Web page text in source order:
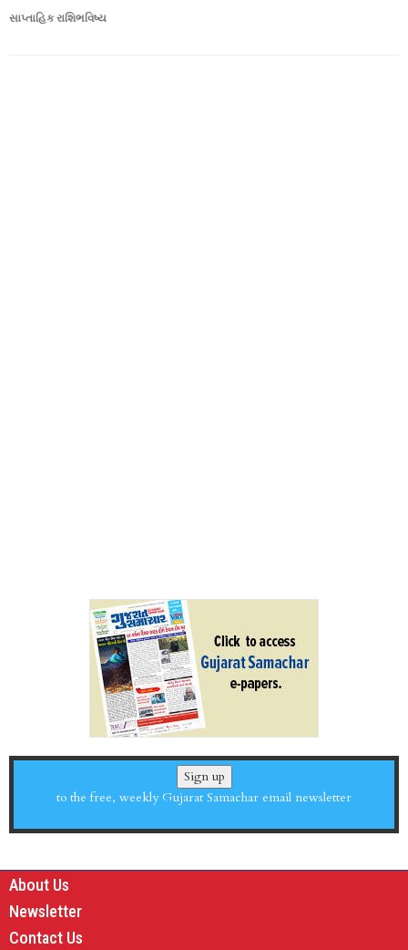
સાપ્તાહિક રાશિભવિષ્ય
Sign up
to the free, weekly Gujarat Samachar email newsletter
About Us
Newsletter
Contact Us